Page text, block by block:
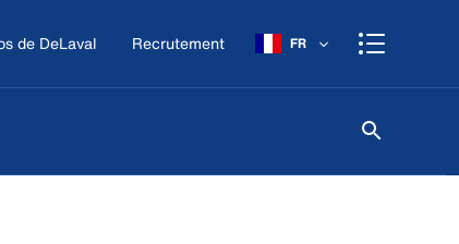
de DeLaval Recrutement FR